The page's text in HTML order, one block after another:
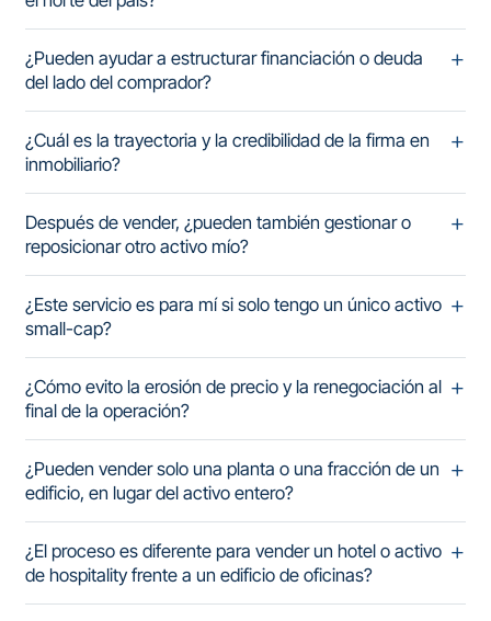
¿Pueden ayudar a estructurar financiación o deuda
del lado del comprador?
¿Cuál es la trayectoria y la credibilidad de la firma en
inmobiliario?
Después de vender, ¿pueden también gestionar o
reposicionar otro activo mío?
¿Este servicio es para mí si solo tengo un único activo
small-cap?
¿Cómo evito la erosión de precio y la renegociación al
final de la operación?
¿Pueden vender solo una planta o una fracción de un
edificio, en lugar del activo entero?
¿El proceso es diferente para vender un hotel o activo
de hospitality frente a un edificio de oficinas?